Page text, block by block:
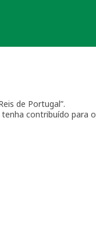
de Portugal”.
contribuído para